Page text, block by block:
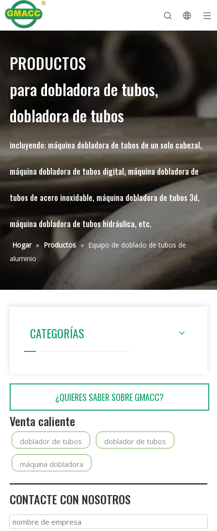
PRODUCTOS
para dobladora de tubos,
dobladora de tubos
incluyendo: máquina dobladora de tubos de un solo cabezal,
máquina dobladora de tubos digital, máquina dobladora de
tubos de acero inoxidable, máquina dobladora de tubos 3d,
máquina dobladora de tubos hidráulica, etc.
Hogar » Productos » Equipo de doblado de tubos de
aluminio
CATEGORÍAS
¿QUIERES SABER SOBRE GMACC?
Venta caliente
doblador de tubos doblador de tubos
máquina dobladora
CONTACTE CON NOSOTROS